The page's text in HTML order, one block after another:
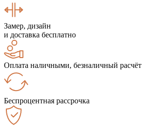
Замер, дизайн
и доставка бесплатно
Оплата наличными, безналичный расчёт
Беспроцентная рассрочка